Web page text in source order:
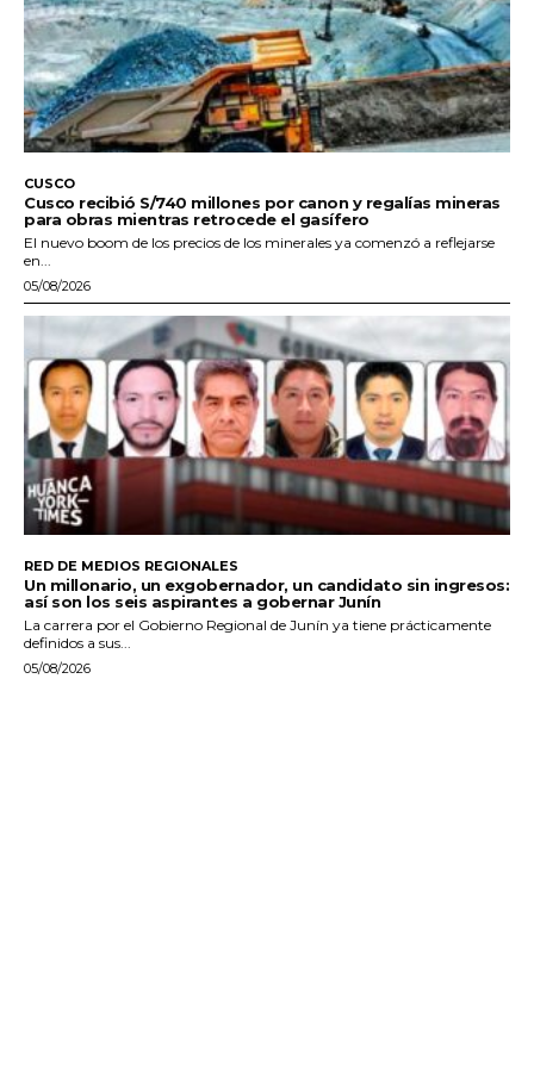
CUSCO
Cusco recibió S/740 millones por canon y regalías mineras
para obras mientras retrocede el gasífero
El nuevo boom de los precios de los minerales ya comenzó a reflejarse
en...
05/08/2026
RED DE MEDIOS REGIONALES
Un millonario, un exgobernador, un candidato sin ingresos:
así son los seis aspirantes a gobernar Junín
La carrera por el Gobierno Regional de Junín ya tiene prácticamente
definidos a sus...
05/08/2026